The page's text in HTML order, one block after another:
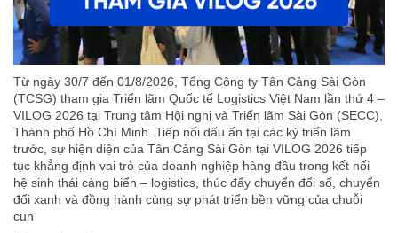
Từ ngày 30/7 đến 01/8/2026, Tổng Công ty Tân Cảng Sài Gòn
(TCSG) tham gia Triển lãm Quốc tế Logistics Việt Nam lần thứ 4 –
VILOG 2026 tại Trung tâm Hội nghị và Triển lãm Sài Gòn (SECC),
Thành phố Hồ Chí Minh. Tiếp nối dấu ấn tại các kỳ triển lãm
trước, sự hiện diện của Tân Cảng Sài Gòn tại VILOG 2026 tiếp
tục khẳng định vai trò của doanh nghiệp hàng đầu trong kết nối
hệ sinh thái cảng biển – logistics, thúc đẩy chuyển đổi số, chuyển
đổi xanh và đồng hành cùng sự phát triển bền vững của chuỗi
cun